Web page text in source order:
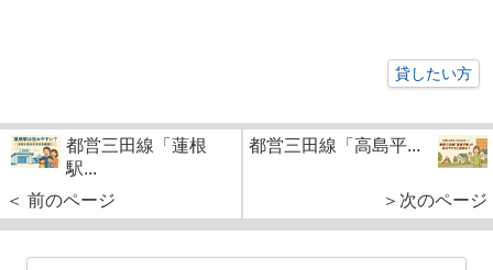
貸したい方
都営三田線「蓮根
駅...
＜ 前のページ
都営三田線「高島平...
＞次のページ